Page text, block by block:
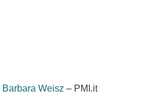
Barbara Weisz – PMI.it